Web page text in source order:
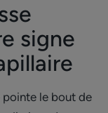
signe
pointe le bout de